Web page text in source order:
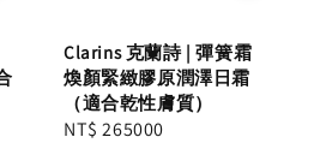
Clarins 克蘭詩 | 彈簧霜
煥顏緊緻膠原潤澤日霜
（適合乾性膚質）
Regular
NT$ 265000